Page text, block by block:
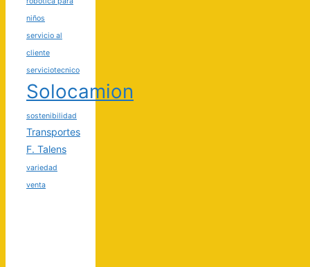
niños
servicio al
cliente
serviciotecnico
Solocamion
sostenibilidad
Transportes
F. Talens
variedad
venta